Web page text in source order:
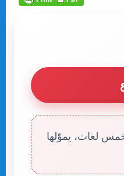
لغات، يموّلها